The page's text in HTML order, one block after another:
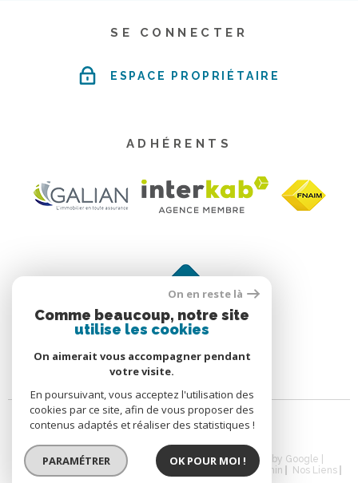
SE CONNECTER
ESPACE PROPRIÉTAIRE
ADHÉRENTS
© 2026 | Tous droits réservés | Traduction powered by Google |
Nos Honoraires
Plan Du Site Mentions Légales Admin
Nos Liens
On en reste là
Comme beaucoup, notre site
utilise les cookies
On aimerait vous accompagner pendant
votre visite.
En poursuivant, vous acceptez l'utilisation des
cookies par ce site, afin de vous proposer des
contenus adaptés et réaliser des statistiques !
PARAMÉTRER OK POUR MOI !